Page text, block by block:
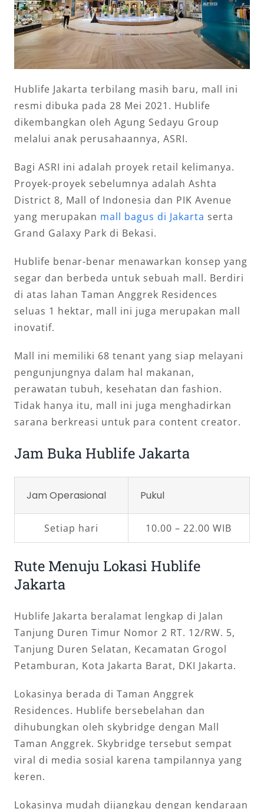
Hublife Jakarta terbilang masih baru, mall ini
resmi dibuka pada 28 Mei 2021. Hublife
dikembangkan oleh Agung Sedayu Group
melalui anak perusahaannya, ASRI.
Bagi ASRI ini adalah proyek retail kelimanya.
Proyek-proyek sebelumnya adalah Ashta
District 8, Mall of Indonesia dan PIK Avenue
yang merupakan mall bagus di Jakarta serta
Grand Galaxy Park di Bekasi.
Hublife benar-benar menawarkan konsep yang
segar dan berbeda untuk sebuah mall. Berdiri
di atas lahan Taman Anggrek Residences
seluas 1 hektar, mall ini juga merupakan mall
inovatif.
Mall ini memiliki 68 tenant yang siap melayani
pengunjungnya dalam hal makanan,
perawatan tubuh, kesehatan dan fashion.
Tidak hanya itu, mall ini juga menghadirkan
sarana berkreasi untuk para content creator.
Jam Buka Hublife Jakarta
Jam Operasional Pukul
Setiap hari 10.00 – 22.00 WIB
Rute Menuju Lokasi Hublife
Jakarta
Hublife Jakarta beralamat lengkap di Jalan
Tanjung Duren Timur Nomor 2 RT. 12/RW. 5,
Tanjung Duren Selatan, Kecamatan Grogol
Petamburan, Kota Jakarta Barat, DKI Jakarta.
Lokasinya berada di Taman Anggrek
Residences. Hublife bersebelahan dan
dihubungkan oleh skybridge dengan Mall
Taman Anggrek. Skybridge tersebut sempat
viral di media sosial karena tampilannya yang
keren.
Lokasinya mudah dijangkau dengan kendaraan